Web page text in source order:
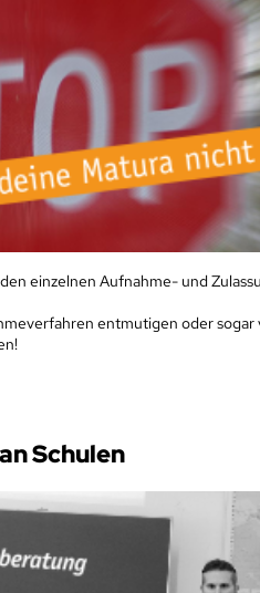
einzelnen Aufnahme- und
entmutigen oder sogar
Schulen